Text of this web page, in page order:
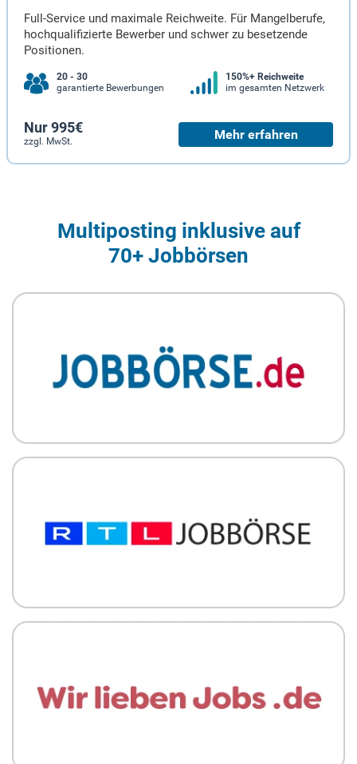
Full-Service und maximale Reichweite. Für Mangelberufe,
hochqualifizierte Bewerber und schwer zu besetzende
Positionen.
20 - 30
garantierte Bewerbungen
150%+ Reichweite
im gesamten Netzwerk
Nur 995€
zzgl. MwSt. Mehr erfahren
Multiposting inklusive auf
70+ Jobbörsen